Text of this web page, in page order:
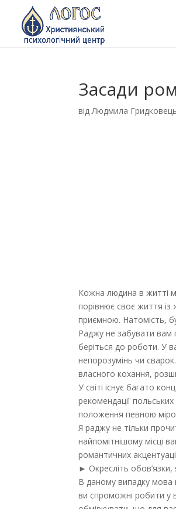
Засади
відЛюдмила Гридковець
Кожна людина в житті
порівнює своє життя
приємною. Натомість,
Раджу не забувати вам
беріться до роботи. У
непорозумінь чи
власного кохання,
У світі існує багато
рекомендації
положення певною
Я раджу не тільки
найпомітнішому місці
романтичних
► Окресліть обов’язки,
В даному випадку мова
ви спроможні робити у